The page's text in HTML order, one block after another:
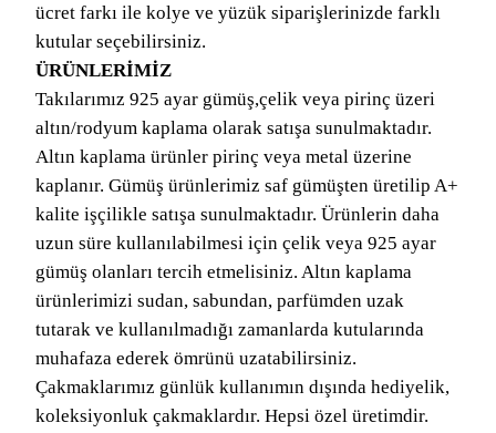
ücret farkı ile kolye ve yüzük siparişlerinizde farklı
kutular seçebilirsiniz.
ÜRÜNLERİMİZ
Takılarımız 925 ayar gümüş,çelik veya pirinç üzeri
altın/rodyum kaplama olarak satışa sunulmaktadır.
Altın kaplama ürünler pirinç veya metal üzerine
kaplanır. Gümüş ürünlerimiz saf gümüşten üretilip A+
kalite işçilikle satışa sunulmaktadır. Ürünlerin daha
uzun süre kullanılabilmesi için çelik veya 925 ayar
gümüş olanları tercih etmelisiniz. Altın kaplama
ürünlerimizi sudan, sabundan, parfümden uzak
tutarak ve kullanılmadığı zamanlarda kutularında
muhafaza ederek ömrünü uzatabilirsiniz.
Çakmaklarımız günlük kullanımın dışında hediyelik,
koleksiyonluk çakmaklardır. Hepsi özel üretimdir.